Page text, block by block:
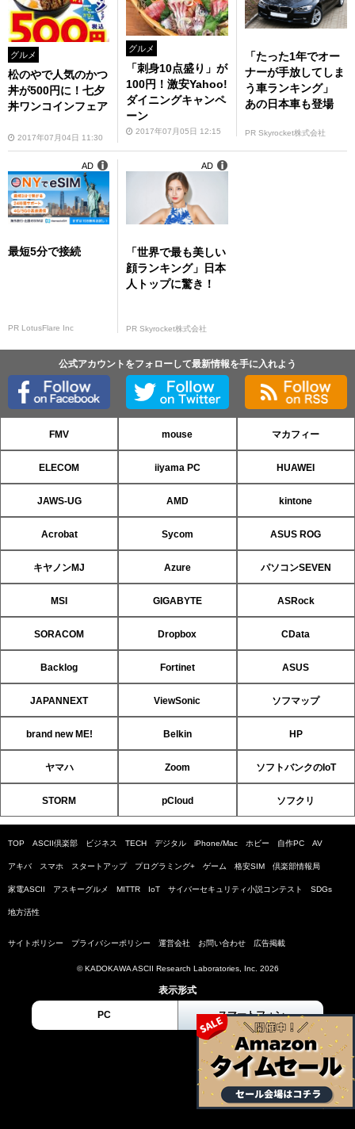
グルメ
松のやで人気のかつ
丼が500円に！七夕
丼ワンコインフェア
2017年07月04日 11:30
グルメ
「刺身10点盛り」が
100円！激安Yahoo!
ダイニングキャンペ
ーン
2017年07月05日 12:15
「たった1年でオー
ナーが手放してしま
う車ランキング」
あの日本車も登場
PR Skyrocket株式会社
最短5分で接続
PR LotusFlare Inc
AD
「世界で最も美しい
顔ランキング」日本
人トップに驚き！
PR Skyrocket株式会社
AD
公式アカウントをフォローして最新情報を手に入れよう
FMV mouse マカフィー
ELECOM iiyama PC HUAWEI
JAWS-UG AMD kintone
Acrobat Sycom ASUS ROG
キヤノンMJ Azure パソコンSEVEN
MSI GIGABYTE ASRock
SORACOM Dropbox CData
Backlog Fortinet ASUS
JAPANNEXT ViewSonic ソフマップ
brand new ME! Belkin HP
ヤマハ Zoom ソフトバンクのIoT
STORM pCloud ソフクリ
TOP ASCII倶楽部 ビジネス TECH デジタル iPhone/Mac ホビー 自作PC AV
アキバ スマホ スタートアップ プログラミング+ ゲーム 格安SIM 倶楽部情報局
家電ASCII アスキーグルメ MITTR IoT サイバーセキュリティ小説コンテスト SDGs
地方活性
サイトポリシー プライバシーポリシー 運営会社 お問い合わせ 広告掲載
© KADOKAWA ASCII Research Laboratories, Inc. 2026
表示形式
PC スマートフォン